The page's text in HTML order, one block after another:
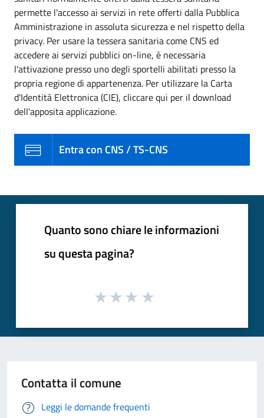
permette l'accesso ai servizi in rete offerti dalla Pubblica
Amministrazione in assoluta sicurezza e nel rispetto della
privacy. Per usare la tessera sanitaria come CNS ed
accedere ai servizi pubblici on-line, è necessaria
l'attivazione presso uno degli sportelli abilitati presso la
propria regione di appartenenza. Per utilizzare la Carta
d'Identità Elettronica (CIE), cliccare qui per il download
dell'apposita applicazione.
Entra con CNS / TS-CNS
Quanto sono chiare le informazioni
su questa pagina?
Contatta il comune
Leggi le domande frequenti